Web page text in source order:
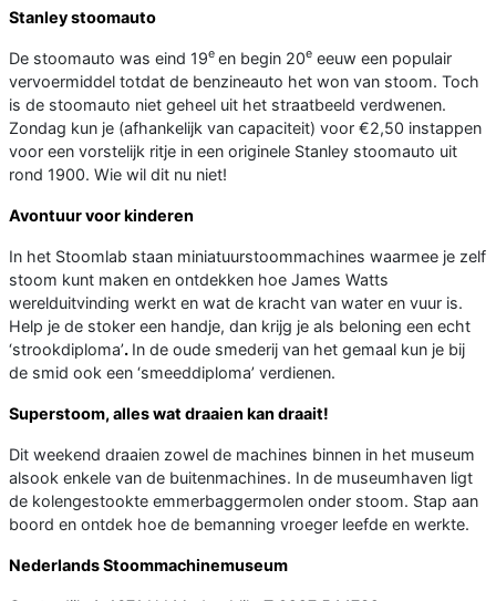
Stanley stoomauto
De stoomauto was eind 19e en begin 20e eeuw een populair
vervoermiddel totdat de benzineauto het won van stoom. Toch
is de stoomauto niet geheel uit het straatbeeld verdwenen.
Zondag kun je (afhankelijk van capaciteit) voor €2,50 instappen
voor een vorstelijk ritje in een originele Stanley stoomauto uit
rond 1900. Wie wil dit nu niet!
Avontuur voor kinderen
In het Stoomlab staan miniatuurstoommachines waarmee je zelf
stoom kunt maken en ontdekken hoe James Watts
werelduitvinding werkt en wat de kracht van water en vuur is.
Help je de stoker een handje, dan krijg je als beloning een echt
‘strookdiploma’. In de oude smederij van het gemaal kun je bij
de smid ook een ‘smeeddiploma’ verdienen.
Superstoom, alles wat draaien kan draait!
Dit weekend draaien zowel de machines binnen in het museum
alsook enkele van de buitenmachines. In de museumhaven ligt
de kolengestookte emmerbaggermolen onder stoom. Stap aan
boord en ontdek hoe de bemanning vroeger leefde en werkte.
Nederlands Stoommachinemuseum